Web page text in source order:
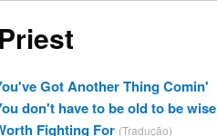
Got Another Thing Comin'
don't have to be old to be wise
Fighting For (Tradução)